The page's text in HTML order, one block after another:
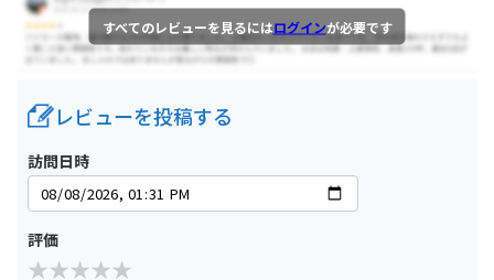
すべてのレビューを見るにはログインが必要です
レビューを投稿する
訪問日時
評価